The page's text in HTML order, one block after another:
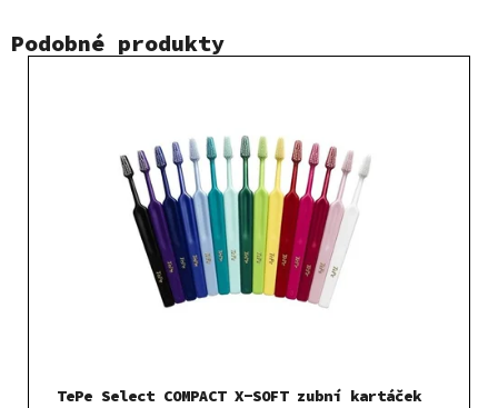
Podobné produkty
TePe Select COMPACT X-SOFT zubní kartáček